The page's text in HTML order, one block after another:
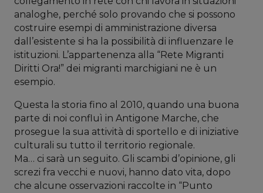
analoghe, perché solo provando che si possono
costruire esempi di amministrazione diversa
dall’esistente si ha la possibilità di influenzare le
istituzioni. L’appartenenza alla “Rete Migranti
Diritti Ora!” dei migranti marchigiani ne è un
esempio.
Questa la storia fino al 2010, quando una buona
parte di noi confluì in Antigone Marche, che
prosegue la sua attività di sportello e di iniziative
culturali su tutto il territorio regionale.
Ma… ci sarà un seguito. Gli scambi d’opinione, gli
screzi fra vecchi e nuovi, hanno dato vita, dopo
che alcune osservazioni raccolte in “Punto